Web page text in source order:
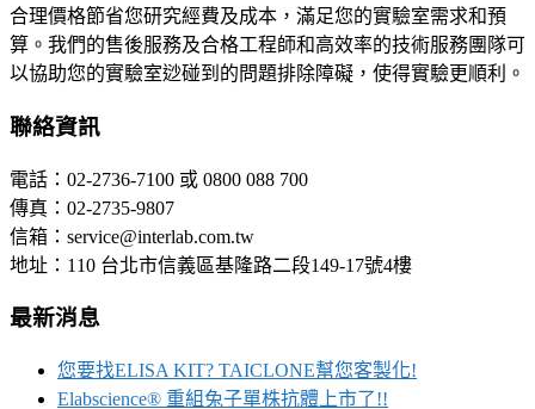
合理價格節省您研究經費及成本，滿足您的實驗室需求和預
算。我們的售後服務及合格工程師和高效率的技術服務團隊可
以協助您的實驗室逤碰到的問題排除障礙，使得實驗更順利。
聯絡資訊
電話：02-2736-7100 或 0800 088 700
傳真：02-2735-9807
信箱：service@interlab.com.tw
地址：110 台北市信義區基隆路二段149-17號4樓
最新消息
您要找ELISA KIT? TAICLONE幫您客製化!
Elabscience® 重組兔子單株抗體上市了!!